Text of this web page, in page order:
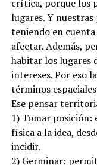
crítica, porque los
lugares. Y
teniendo en cuenta
afectar. Además,
habitar los lugares
intereses. Por eso
términos
Ese pensar
1) Tomar posición:
física a la idea,
incidir.
2) Germinar: